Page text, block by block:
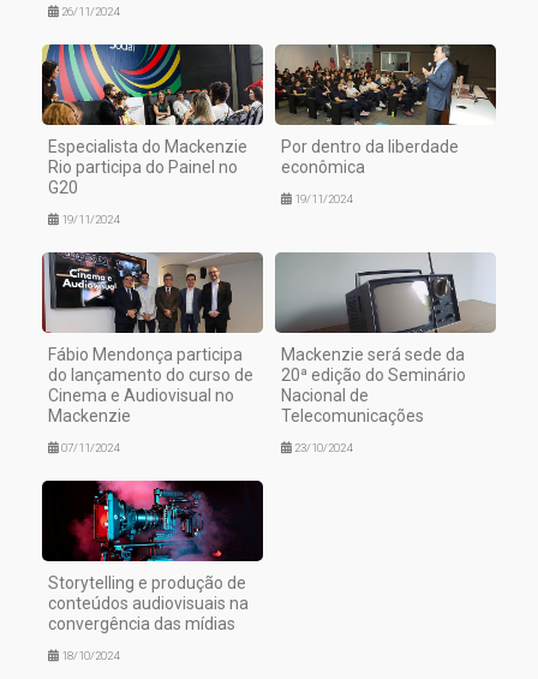
26/11/2024
Especialista do Mackenzie
Rio participa do Painel no
G20
19/11/2024
Por dentro da liberdade
econômica
19/11/2024
Fábio Mendonça participa
do lançamento do curso de
Cinema e Audiovisual no
Mackenzie
07/11/2024
Mackenzie será sede da
20ª edição do Seminário
Nacional de
Telecomunicações
23/10/2024
Storytelling e produção de
conteúdos audiovisuais na
convergência das mídias
18/10/2024